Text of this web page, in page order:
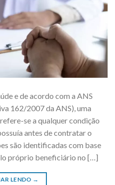
e de acordo com a ANS
162/2007 da ANS), uma
se a qualquer condição
antes de contratar o
são identificadas com base
próprio beneficiário no […]
LENDO →